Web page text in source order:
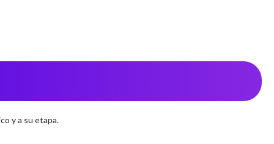
y a su etapa.